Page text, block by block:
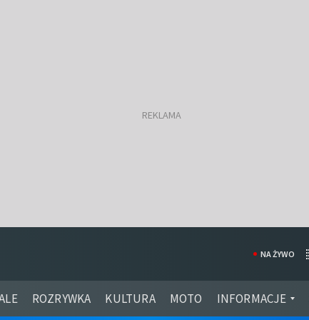
ROZRYWKA KULTURA MOTO INFORMACJE
NA ŻYWO